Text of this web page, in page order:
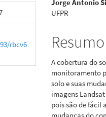
rbcv6
artigo
principal
Jorge Antonio
UFPR
Resumo
A cobertura do
monitoramento
solo e suas
imagens
pois são de fácil
mudanças do